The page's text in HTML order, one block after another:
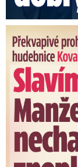
Policii se
zadržet,
věk.„Nikdy
nepracoval
tlakem.
kromě toho
se bály vyjít
kriminalista
Překvapivé